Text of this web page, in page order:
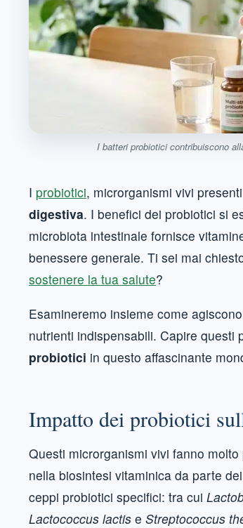
I batteri probiotici contribuiscono
I probiotici, microrganismi vivi
digestiva. I benefici dei probiotici si
microbiota intestinale fornisce
benessere generale. Ti sei mai
sostenere la tua salute?
Esamineremo insieme come
nutrienti indispensabili. Capire questi
probiotici in questo affascinante
Impatto dei probiotici
Questi microrganismi vivi fanno
nella biosintesi vitaminica da parte
ceppi probiotici specifici: tra cui
Lactococcus lactis e Streptococcus